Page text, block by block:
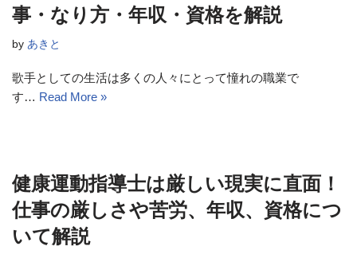
事・なり方・年収・資格を解説
by あきと
歌手としての生活は多くの人々にとって憧れの職業で
す… Read More »
健康運動指導士は厳しい現実に直面！
仕事の厳しさや苦労、年収、資格につ
いて解説